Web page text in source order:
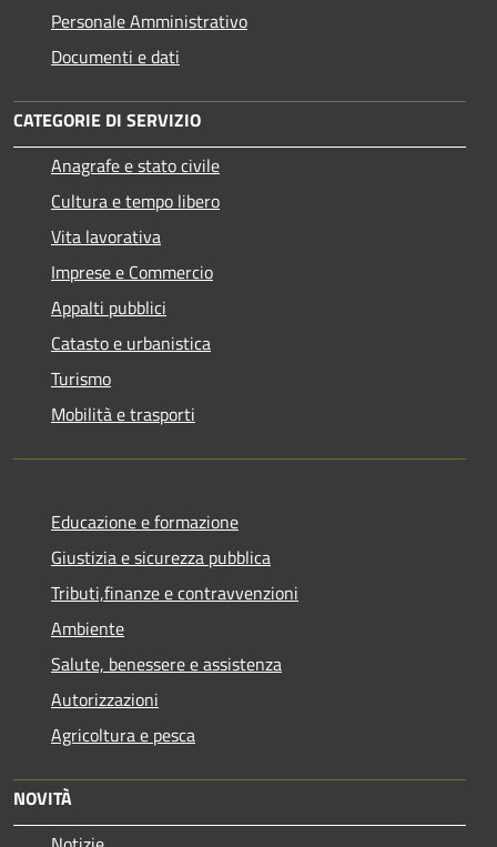
Personale Amministrativo
Documenti e dati
CATEGORIE DI SERVIZIO
Anagrafe e stato civile
Cultura e tempo libero
Vita lavorativa
Imprese e Commercio
Appalti pubblici
Catasto e urbanistica
Turismo
Mobilità e trasporti
Educazione e formazione
Giustizia e sicurezza pubblica
Tributi,finanze e contravvenzioni
Ambiente
Salute, benessere e assistenza
Autorizzazioni
Agricoltura e pesca
NOVITÀ